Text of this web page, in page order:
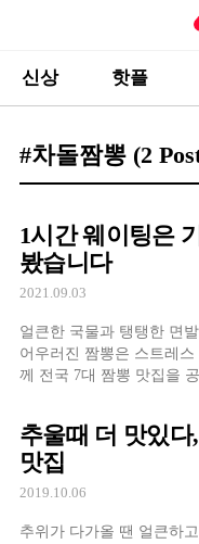
신상 핫플
#차돌짬뽕 (2
1시간 웨이팅은
봤습니다
2021.09.03
얼큰한 국물과 탱탱한 면
어우러진 짬뽕은 스트레
께 전국 7대 짬뽕 맛집을
추울때 더 맛있
맛집
2019.10.06
추위가 다가올 땐 얼큰하